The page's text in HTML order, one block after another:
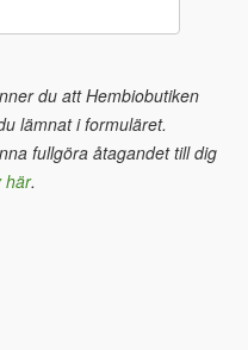
du att Hembiobutiken
lämnat i formuläret.
fullgöra åtagandet till dig
här.